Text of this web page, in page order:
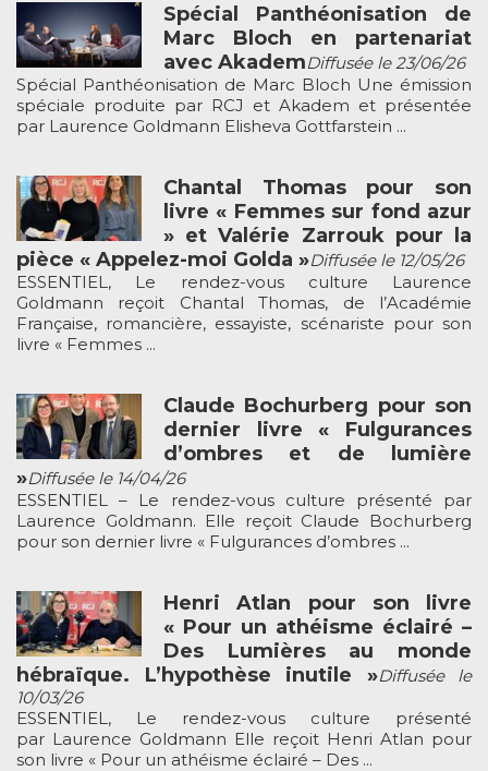
Spécial Panthéonisation de
Marc Bloch en partenariat
avec AkademDiffusée le 23/06/26
Spécial Panthéonisation de Marc Bloch Une émission
spéciale produite par RCJ et Akadem et présentée
par Laurence Goldmann Elisheva Gottfarstein ...
Chantal Thomas pour son
livre « Femmes sur fond azur
» et Valérie Zarrouk pour la
pièce « Appelez-moi Golda »Diffusée le 12/05/26
ESSENTIEL, Le rendez-vous culture Laurence
Goldmann reçoit Chantal Thomas, de l’Académie
Française, romancière, essayiste, scénariste pour son
livre « Femmes ...
Claude Bochurberg pour son
dernier livre « Fulgurances
d’ombres et de lumière
»Diffusée le 14/04/26
ESSENTIEL – Le rendez-vous culture présenté par
Laurence Goldmann. Elle reçoit Claude Bochurberg
pour son dernier livre « Fulgurances d’ombres ...
Henri Atlan pour son livre
« Pour un athéisme éclairé –
Des Lumières au monde
hébraïque. L’hypothèse inutile »Diffusée le
10/03/26
ESSENTIEL, Le rendez-vous culture présenté
par Laurence Goldmann Elle reçoit Henri Atlan pour
son livre « Pour un athéisme éclairé – Des ...